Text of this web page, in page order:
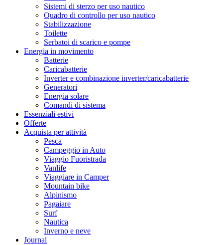
Sistemi di sterzo per uso nautico
Quadro di controllo per uso nautico
Stabilizzazione
Toilette
Serbatoi di scarico e pompe
Energia in movimento
Batterie
Caricabatterie
Inverter e combinazione inverter/caricabatterie
Generatori
Energia solare
Comandi di sistema
Essenziali estivi
Offerte
Acquista per attività
Pesca
Campeggio in Auto
Viaggio Fuoristrada
Vanlife
Viaggiare in Camper
Mountain bike
Alpinismo
Pagaiare
Surf
Nautica
Inverno e neve
Journal